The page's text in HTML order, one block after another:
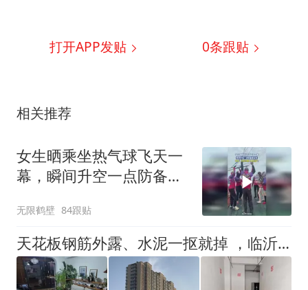
打开APP发贴 0条跟贴
相关推荐
女生晒乘坐热气球飞天一
幕，瞬间升空一点防备都
无限鹤壁 84跟贴
天花板钢筋外露、水泥一抠就掉 ，临沂一安置楼交房半年即被鉴定存安全隐患；楼体至今未加固，仍有居民常住